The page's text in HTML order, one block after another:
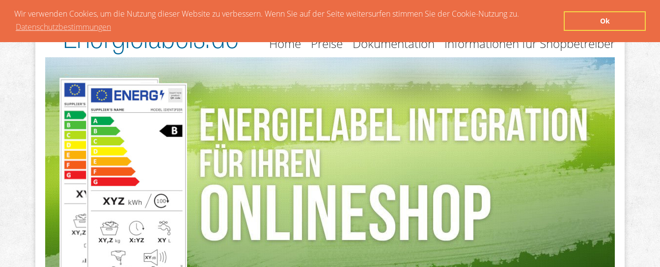
Wir verwenden Cookies, um die Nutzung dieser Website zu verbessern. Wenn Sie auf der Seite weitersurfen stimmen Sie der Cookie-Nutzung zu.
Datenschutzbestimmungen
Ok
Home Preise Dokumentation Informationen für Shopbetreiber